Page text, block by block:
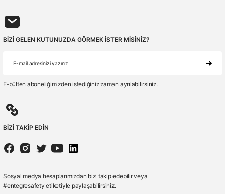
BİZİ GELEN KUTUNUZDA GÖRMEK İSTER MİSİNİZ?
E-bülten aboneliğimizden istediğiniz zaman ayrılabilirsiniz.
BİZİ TAKİP EDİN
Sosyal medya hesaplarımızdan bizi takip edebilir veya
#entegresafety etiketiyle paylaşabilirsiniz.